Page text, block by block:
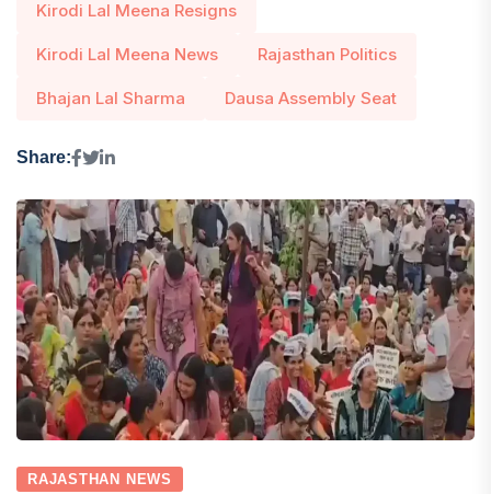
Kirodi Lal Meena Resigns
Kirodi Lal Meena News Rajasthan Politics
Bhajan Lal Sharma Dausa Assembly Seat
Share:
RAJASTHAN NEWS